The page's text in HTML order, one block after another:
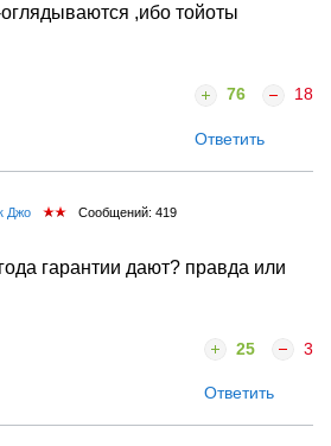
,ибо тойоты
76 18
Ответить
Джо Сообщений: 419
гарантии дают? правда или
25 3
Ответить